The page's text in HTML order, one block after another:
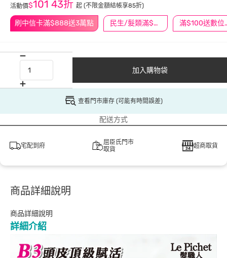
刷中信卡滿$888送3萬點 民生/髮類滿$388送舒潔冰巾 滿
活動價$101 43折 起 (不限金額結帳享85折)
加入購物袋
查看門市庫存 (可能有時間誤差)
配送方式
宅配到府
屈臣氏門市
取貨
超商取貨
商品詳細說明
商品詳細說明
詳細介紹